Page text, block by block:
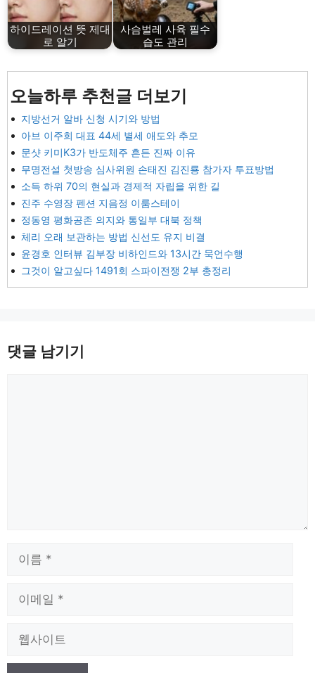
하이드레이션 뜻 제대
로 알기
사슴벌레 사육 필수
습도 관리
오늘하루 추천글 더보기
지방선거 알바 신청 시기와 방법
아브 이주희 대표 44세 별세 애도와 추모
문샷 키미K3가 반도체주 흔든 진짜 이유
무명전설 첫방송 심사위원 손태진 김진룡 참가자 투표방법
소득 하위 70의 현실과 경제적 자립을 위한 길
진주 수영장 펜션 지음정 이룸스테이
정동영 평화공존 의지와 통일부 대북 정책
체리 오래 보관하는 방법 신선도 유지 비결
윤경호 인터뷰 김부장 비하인드와 13시간 묵언수행
그것이 알고싶다 1491회 스파이전쟁 2부 총정리
댓글 남기기